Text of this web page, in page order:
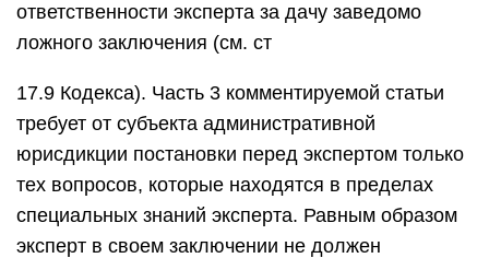
ответственности эксперта за дачу заведомо
ложного заключения (см. ст
17.9 Кодекса). Часть 3 комментируемой статьи
требует от субъекта административной
юрисдикции постановки перед экспертом только
тех вопросов, которые находятся в пределах
специальных знаний эксперта. Равным образом
эксперт в своем заключении не должен